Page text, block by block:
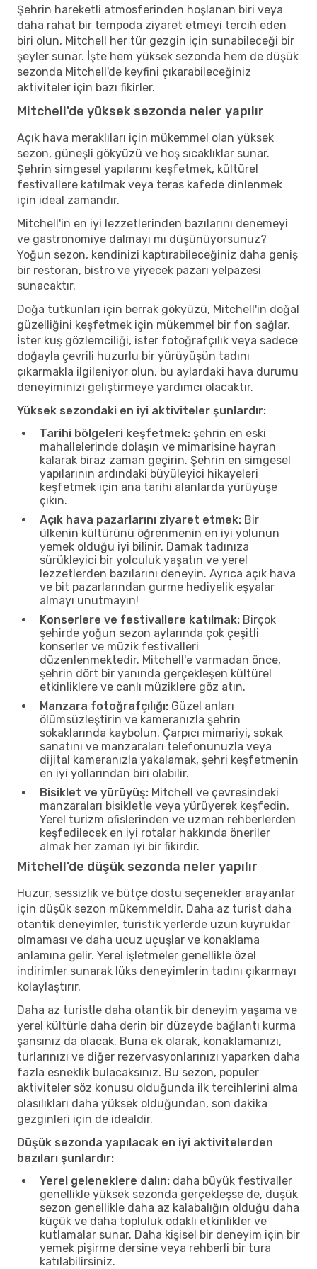
Şehrin hareketli atmosferinden hoşlanan biri veya
daha rahat bir tempoda ziyaret etmeyi tercih eden
biri olun, Mitchell her tür gezgin için sunabileceği bir
şeyler sunar. İşte hem yüksek sezonda hem de düşük
sezonda Mitchell'de keyfini çıkarabileceğiniz
aktiviteler için bazı fikirler.
Mitchell'de yüksek sezonda neler yapılır
Açık hava meraklıları için mükemmel olan yüksek
sezon, güneşli gökyüzü ve hoş sıcaklıklar sunar.
Şehrin simgesel yapılarını keşfetmek, kültürel
festivallere katılmak veya teras kafede dinlenmek
için ideal zamandır.
Mitchell'in en iyi lezzetlerinden bazılarını denemeyi
ve gastronomiye dalmayı mı düşünüyorsunuz?
Yoğun sezon, kendinizi kaptırabileceğiniz daha geniş
bir restoran, bistro ve yiyecek pazarı yelpazesi
sunacaktır.
Doğa tutkunları için berrak gökyüzü, Mitchell'in doğal
güzelliğini keşfetmek için mükemmel bir fon sağlar.
İster kuş gözlemciliği, ister fotoğrafçılık veya sadece
doğayla çevrili huzurlu bir yürüyüşün tadını
çıkarmakla ilgileniyor olun, bu aylardaki hava durumu
deneyiminizi geliştirmeye yardımcı olacaktır.
Yüksek sezondaki en iyi aktiviteler şunlardır:
Tarihi bölgeleri keşfetmek: şehrin en eski
mahallelerinde dolaşın ve mimarisine hayran
kalarak biraz zaman geçirin. Şehrin en simgesel
yapılarının ardındaki büyüleyici hikayeleri
keşfetmek için ana tarihi alanlarda yürüyüşe
çıkın.
Açık hava pazarlarını ziyaret etmek: Bir
ülkenin kültürünü öğrenmenin en iyi yolunun
yemek olduğu iyi bilinir. Damak tadınıza
sürükleyici bir yolculuk yaşatın ve yerel
lezzetlerden bazılarını deneyin. Ayrıca açık hava
ve bit pazarlarından gurme hediyelik eşyalar
almayı unutmayın!
Konserlere ve festivallere katılmak: Birçok
şehirde yoğun sezon aylarında çok çeşitli
konserler ve müzik festivalleri
düzenlenmektedir. Mitchell'e varmadan önce,
şehrin dört bir yanında gerçekleşen kültürel
etkinliklere ve canlı müziklere göz atın.
Manzara fotoğrafçılığı: Güzel anları
ölümsüzleştirin ve kameranızla şehrin
sokaklarında kaybolun. Çarpıcı mimariyi, sokak
sanatını ve manzaraları telefonunuzla veya
dijital kameranızla yakalamak, şehri keşfetmenin
en iyi yollarından biri olabilir.
Bisiklet ve yürüyüş: Mitchell ve çevresindeki
manzaraları bisikletle veya yürüyerek keşfedin.
Yerel turizm ofislerinden ve uzman rehberlerden
keşfedilecek en iyi rotalar hakkında öneriler
almak her zaman iyi bir fikirdir.
Mitchell'de düşük sezonda neler yapılır
Huzur, sessizlik ve bütçe dostu seçenekler arayanlar
için düşük sezon mükemmeldir. Daha az turist daha
otantik deneyimler, turistik yerlerde uzun kuyruklar
olmaması ve daha ucuz uçuşlar ve konaklama
anlamına gelir. Yerel işletmeler genellikle özel
indirimler sunarak lüks deneyimlerin tadını çıkarmayı
kolaylaştırır.
Daha az turistle daha otantik bir deneyim yaşama ve
yerel kültürle daha derin bir düzeyde bağlantı kurma
şansınız da olacak. Buna ek olarak, konaklamanızı,
turlarınızı ve diğer rezervasyonlarınızı yaparken daha
fazla esneklik bulacaksınız. Bu sezon, popüler
aktiviteler söz konusu olduğunda ilk tercihlerini alma
olasılıkları daha yüksek olduğundan, son dakika
gezginleri için de idealdir.
Düşük sezonda yapılacak en iyi aktivitelerden
bazıları şunlardır:
Yerel geleneklere dalın: daha büyük festivaller
genellikle yüksek sezonda gerçekleşse de, düşük
sezon genellikle daha az kalabalığın olduğu daha
küçük ve daha topluluk odaklı etkinlikler ve
kutlamalar sunar. Daha kişisel bir deneyim için bir
yemek pişirme dersine veya rehberli bir tura
katılabilirsiniz.